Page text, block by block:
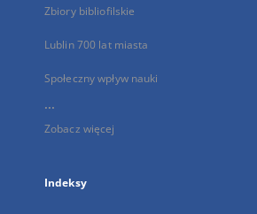
Zbiory bibliofilskie
Lublin 700 lat miasta
Społeczny wpływ nauki
...
Zobacz więcej
Indeksy